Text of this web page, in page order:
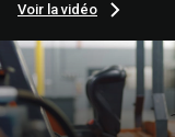
Voir la vidéo